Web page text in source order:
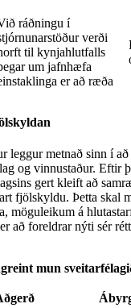
ráðningu í
verði
til kynjahlutfalls
um jafnhæfa
er að ræða
leggur metnað sinn í að
og vinnustaður. Eftir
gert kleift að
fjölskyldu. Þetta skal
möguleikum á
að foreldrar nýti sér
mun